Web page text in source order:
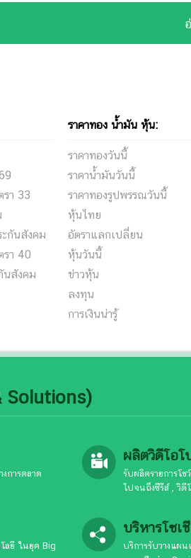
า 33
กันสังคม
รา 40
นสังคม
ราคาทอง น้ำมัน หุ้น:
ราคาทองวันนี้
ราคาน้ำมันวันนี้
ราคาทองรูปพรรณวันนี้
หุ้นไทย
อัตราแลกเปลี่ยน
หุ้นวันนี้
ข่าวหุ้น
ลงทุน
การเงินน่ารู้
Solutions)
การตลาด
ผลิตวิดีโอโ
รับผลิตรายการโ
ไปจนถึงซีรีส์ , วิดี
ลยี ในยุค Big
บริหารโซเ
บริการรับวางแผ